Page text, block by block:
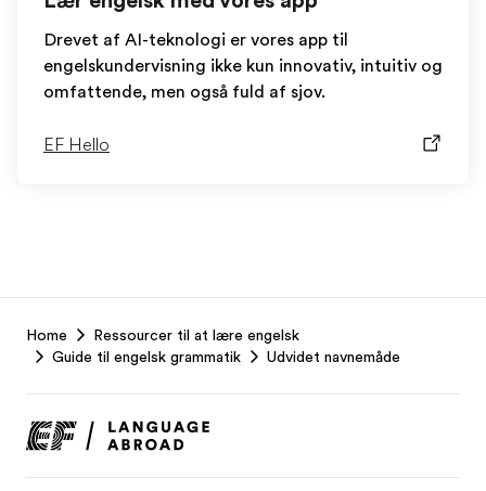
Drevet af AI-teknologi er vores app til
engelskundervisning ikke kun innovativ, intuitiv og
omfattende, men også fuld af sjov.
EF Hello
Footer
Home
Ressourcer til at lære engelsk
Guide til engelsk grammatik
Udvidet navnemåde